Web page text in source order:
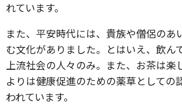
れています。
また、平安時代には、貴族や僧侶のあ
む文化がありました。とはいえ、飲ん
上流社会の人々のみ。また、お茶は楽
よりは健康促進のための薬草としての
われています。